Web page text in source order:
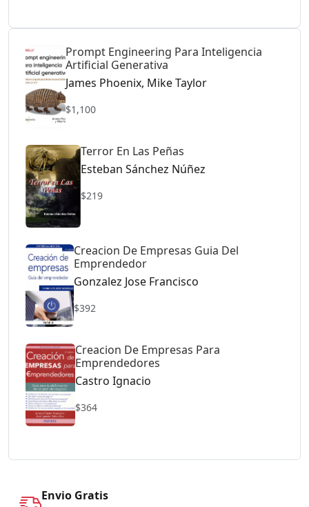
Prompt Engineering Para Inteligencia
Artificial Generativa
James Phoenix, Mike Taylor
$1,100
Terror En Las Peñas
Esteban Sánchez Núñez
$219
Creacion De Empresas Guia Del
Emprendedor
Gonzalez Jose Francisco
$392
Creacion De Empresas Para
Emprendedores
Castro Ignacio
$364
Envio Gratis